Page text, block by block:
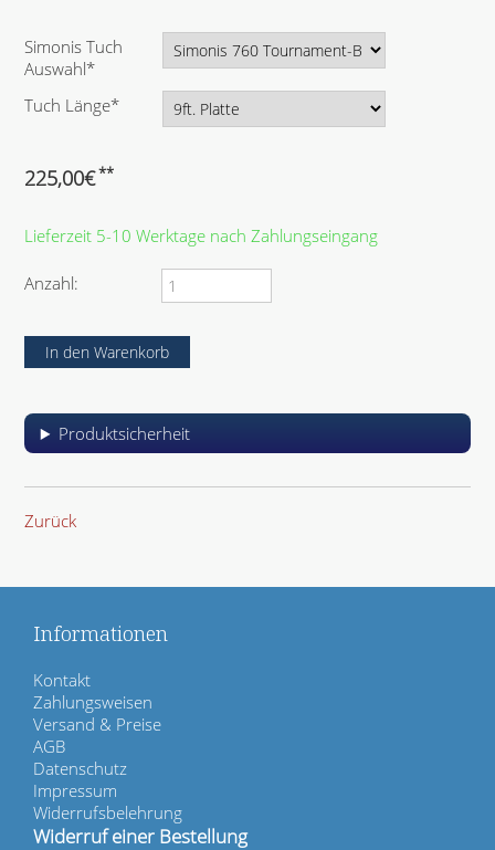
P
f
t
l
Simonis Tuch
Auswahl*
P
i
c
t
e
Tuch Länge*
225,00€**
Lieferzeit 5-10 Werktage nach Zahlungseingang
Anzahl:
Produktsicherheit
Zurück
Informationen
N
a
v
i
g
a
t
i
Kontakt
Zahlungsweisen
Versand & Preise
AGB
Datenschutz
Impressum
Widerrufsbelehrung
Widerruf einer Bestellung